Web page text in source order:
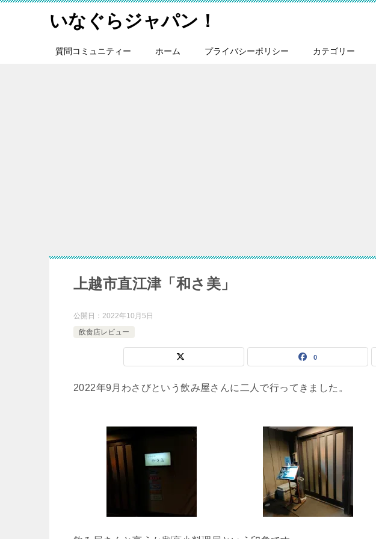
いなぐらジャパン！
質問コミュニティー ホーム プライバシーポリシー カテゴリー
上越市直江津「和さ美」
公開日： 2022年10月5日
飲食店レビュー
0
2022年9月わさびという飲み屋さんに二人で行ってきました。